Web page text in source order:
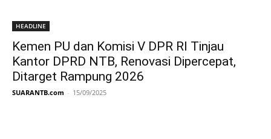
HEADLINE
Kemen PU dan Komisi V DPR RI Tinjau
Kantor DPRD NTB, Renovasi Dipercepat,
Ditarget Rampung 2026
SUARANTB.com - 15/09/2025